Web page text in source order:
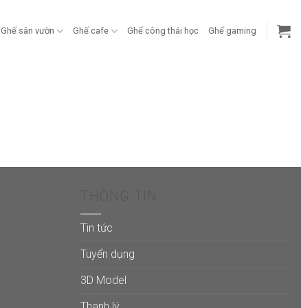
Ghế sân vườn Ghế cafe Ghế công thái học Ghế gaming
Tin tức
Tuyển dụng
3D Model